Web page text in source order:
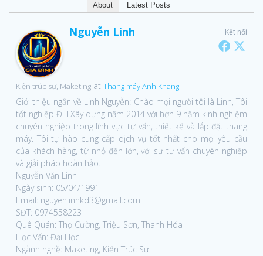
About Latest Posts
Kết nối
Nguyễn Linh
Kiến trúc sư, Maketing at Thang máy Anh Khang
Giới thiệu ngắn về Linh Nguyễn: Chào mọi người tôi là Linh, Tôi
tốt nghiệp ĐH Xây dựng năm 2014 với hơn 9 năm kinh nghiệm
chuyên nghiệp trong lĩnh vực tư vấn, thiết kế và lắp đặt thang
máy. Tôi tự hào cung cấp dịch vụ tốt nhất cho mọi yêu cầu
của khách hàng, từ nhỏ đến lớn, với sự tư vấn chuyên nghiệp
và giải pháp hoàn hảo.
Nguyễn Văn Linh
Ngày sinh: 05/04/1991
Email: nguyenlinhkd3@gmail.com
SĐT: 0974558223
Quê Quán: Thọ Cường, Triệu Sơn, Thanh Hóa
Học Vấn: Đại Học
Ngành nghề: Maketing, Kiến Trúc Sư